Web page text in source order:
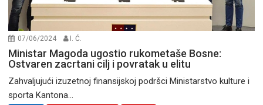
07/06/2024 I. Ć.
Ministar Magoda ugostio rukometaše Bosne:
Ostvaren zacrtani cilj i povratak u elitu
Zahvaljujući izuzetnoj finansijskoj podršci Ministarstvo kulture i
sporta Kantona...